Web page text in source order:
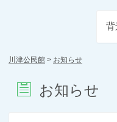
背
川津公民館 > お知らせ
お知らせ